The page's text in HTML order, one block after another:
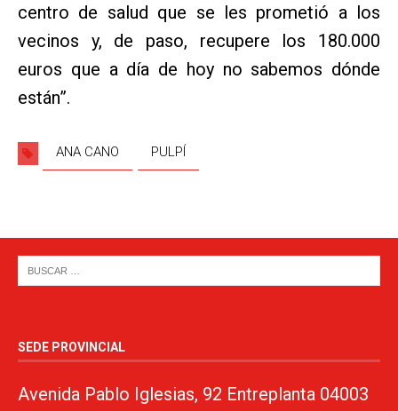
centro de salud que se les prometió a los
vecinos y, de paso, recupere los 180.000
euros que a día de hoy no sabemos dónde
están”.
ANA CANO PULPÍ
SEDE PROVINCIAL
Avenida Pablo Iglesias, 92 Entreplanta 04003